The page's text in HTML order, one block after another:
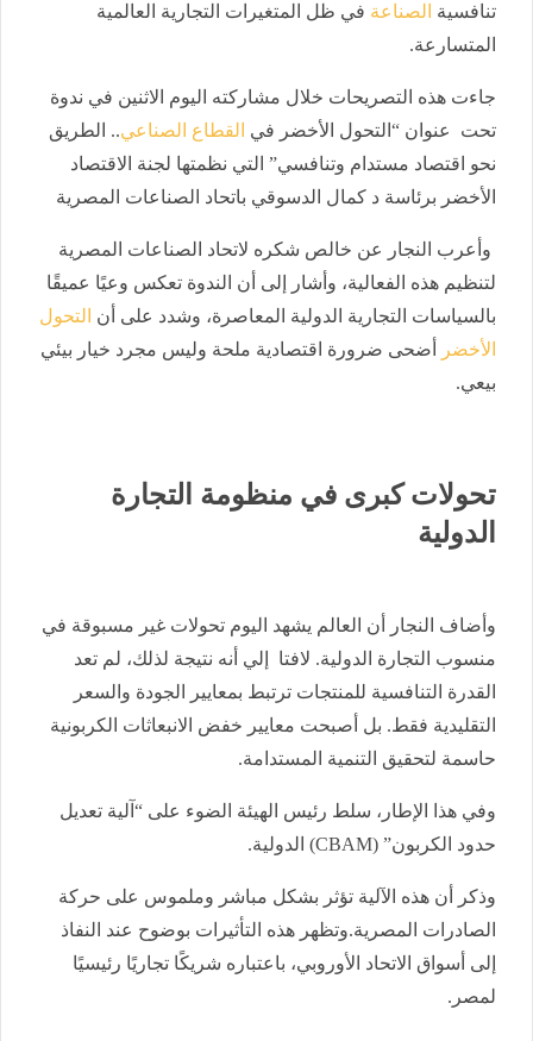
تنافسية الصناعة في ظل المتغيرات التجارية العالمية
المتسارعة.
​جاءت هذه التصريحات خلال مشاركته اليوم الاثنين في ندوة
تحت عنوان “التحول الأخضر في القطاع الصناعي.. الطريق
نحو اقتصاد مستدام وتنافسي” التي نظمتها لجنة الاقتصاد
الأخضر برئاسة د كمال الدسوقي باتحاد الصناعات المصرية
وأعرب النجار عن خالص شكره لاتحاد الصناعات المصرية
لتنظيم هذه الفعالية، وأشار إلى أن الندوة تعكس وعيًا عميقًا
بالسياسات التجارية الدولية المعاصرة، وشدد على أن التحول
الأخضر
أضحى ضرورة اقتصادية ملحة وليس مجرد خيار بيئي
بيعي.
​تحولات كبرى في منظومة التجارة
الدولية
​وأضاف النجار أن العالم يشهد اليوم تحولات غير مسبوقة في
منسوب التجارة الدولية. لافتا إلي أنه نتيجة لذلك، لم تعد
القدرة التنافسية للمنتجات ترتبط بمعايير الجودة والسعر
التقليدية فقط. بل أصبحت معايير خفض الانبعاثات الكربونية
حاسمة لتحقيق التنمية المستدامة.
​وفي هذا الإطار، سلط رئيس الهيئة الضوء على “آلية تعديل
حدود الكربون” (CBAM) الدولية.
وذكر أن هذه الآلية تؤثر بشكل مباشر وملموس على حركة
الصادرات المصرية.وتظهر هذه التأثيرات بوضوح عند النفاذ
إلى أسواق الاتحاد الأوروبي، باعتباره شريكًا تجاريًا رئيسيًا
لمصر.